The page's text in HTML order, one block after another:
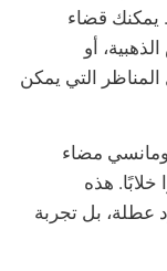
يمكنك قضاء
أو
التي يمكن
مضاء
هذه
عطلة، بل تجربة